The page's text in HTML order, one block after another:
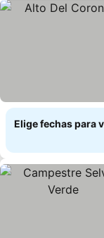
Elige fechas para